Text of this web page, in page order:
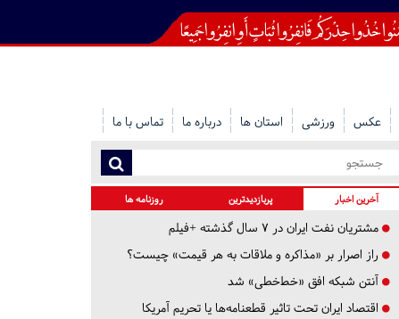
عکس ورزشی استان ها درباره ما تماس با ما
آخرین اخبار پربازدیدترین روزنامه ها
مشتریان نفت ایران در ۷ سال گذشته +فیلم
راز اصرار بر «مذاکره و ملاقات به هر قیمت» چیست؟
آنتن شبکه افق «خط‌خطی» شد
اقتصاد ایران تحت تاثیر قطعنامه‌ها یا تحریم‌ آمریکا